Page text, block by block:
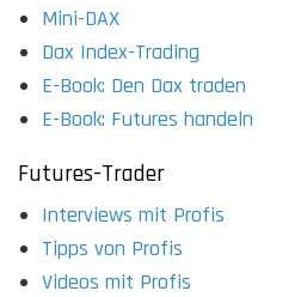
Mini-DAX
Dax Index-Trading
E-Book: Den Dax traden
E-Book: Futures handeln
Futures-Trader
Interviews mit Profis
Tipps von Profis
Videos mit Profis